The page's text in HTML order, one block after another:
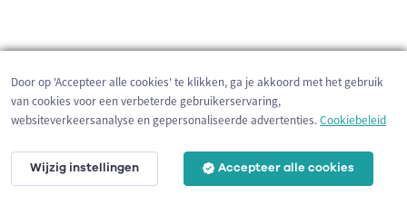
200 m
Door op 'Accepteer alle cookies' te klikken, ga je akkoord met het gebruik
van cookies voor een verbeterde gebruikerservaring,
websiteverkeersanalyse en gepersonaliseerde advertenties.Cookiebeleid
Wijzig instellingen Accepteer alle cookies